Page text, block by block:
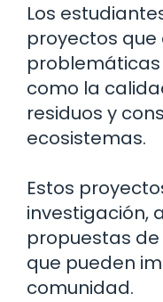
Los
proyectos
como la
residuos y
ecosistemas.
Estos
investigación,
propuestas
que pueden
comunidad.